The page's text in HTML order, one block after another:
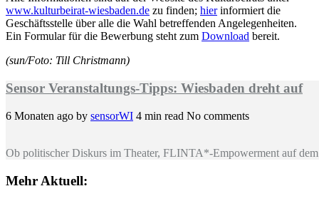
www.kulturbeirat-wiesbaden.de zu finden; hierinformiert die
Geschäftsstelle über alle die Wahl betreffenden Angelegenheiten.
Ein Formular für die Bewerbung steht zum Download bereit.
(sun/Foto: Till Christmann)
Sensor Veranstaltungs-Tipps: Wiesbaden dreht auf
6 Monaten ago by sensorWI 4 min read No comments
Ob politischer Diskurs im Theater, FLINTA*-Empowerment auf
Mehr Aktuell: